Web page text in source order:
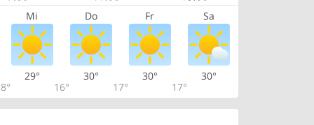
Mi Do Fr Sa
29°
16°
30°
17°
30°
17°
30°